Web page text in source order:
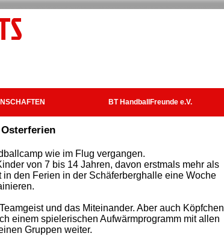
BT HandballFreunde e.V.
wie im Flug vergangen.
von 7 bis 14 Jahren, davon erstmals mehr als
den Ferien in der Schäferberghalle eine Woche
und das Miteinander. Aber auch Köpfchen
einem spielerischen Aufwärmprogramm mit allen
Gruppen weiter.